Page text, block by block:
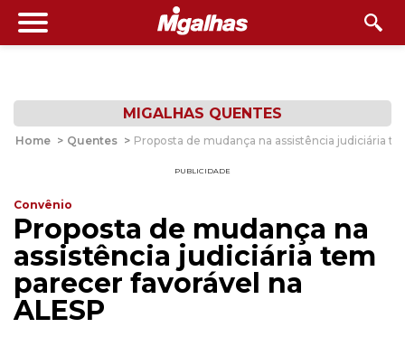
MIGALHAS QUENTES
Home > Quentes > Proposta de mudança na assistência judiciária
PUBLICIDADE
Convênio
Proposta de mudança na
assistência judiciária tem
parecer favorável na
ALESP